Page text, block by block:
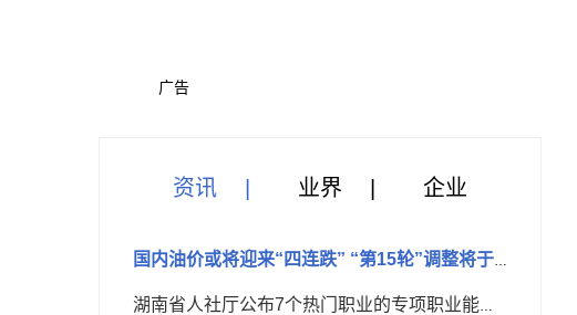
广告
资讯 业界 企业
国内油价或将迎来“四连跌” “第15轮”调整将于下周二晚上
湖南省人社厅公布7个热门职业的专项职业能力考核规范